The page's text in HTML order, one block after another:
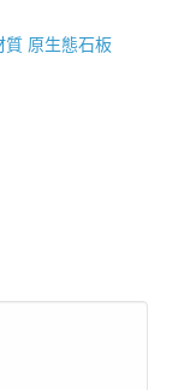
原生態石板